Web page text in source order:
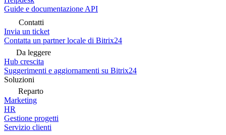
Guide e documentazione API
Contatti
Invia un ticket
Contatta un partner locale di Bitrix24
Da leggere
Hub crescita
Suggerimenti e aggiornamenti su Bitrix24
Soluzioni
Reparto
Marketing
HR
Gestione progetti
Servizio clienti